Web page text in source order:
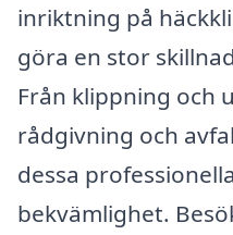
inriktning på
göra en stor
Från klippning och
rådgivning och
dessa
bekvämlighet.